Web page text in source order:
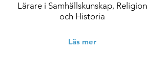
Lärare i Samhällskunskap, Religion
och Historia
Läs mer